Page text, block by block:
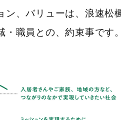
ン、バリューは、浪速松
・職員との、約束事です